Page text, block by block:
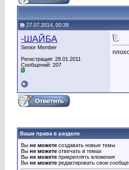
27.07.2014, 00:38
-ШАЙБА
Senior Member
Регистрация: 28.01.2011
Сообщений: 207
Ваши права в разделе
Вы не можете создавать новые темы
Вы не можете отвечать в темах
Вы не можете прикреплять вложения
Вы не можете редактировать свои